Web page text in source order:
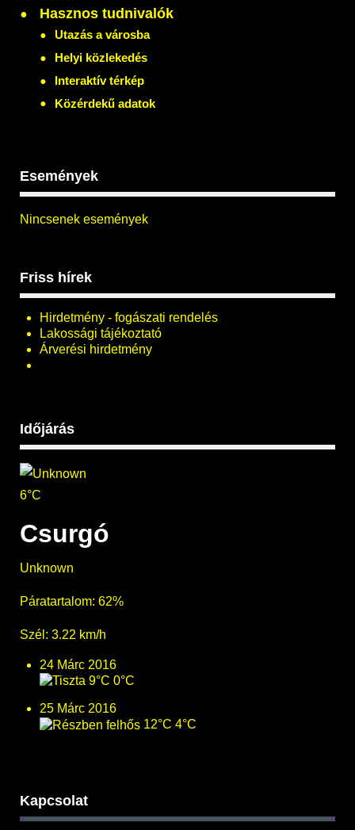
Hasznos tudnivalók
Utazás a városba
Helyi közlekedés
Interaktív térkép
Közérdekű adatok
Események
Nincsenek események
Friss hírek
Hirdetmény - fogászati rendelés
Lakossági tájékoztató
Árverési hirdetmény
Időjárás
6°C
Csurgó
Unknown
Páratartalom: 62%
Szél: 3.22 km/h
24 Márc 2016
9°C 0°C
25 Márc 2016
12°C 4°C
Kapcsolat